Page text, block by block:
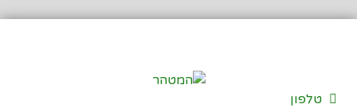
דילוג
טלפון